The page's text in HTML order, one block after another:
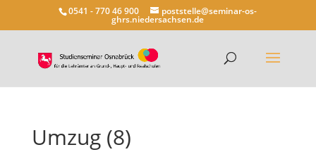
0541 - 770 46 900 poststelle@seminar-os-
ghrs.niedersachsen.de
Umzug (8)